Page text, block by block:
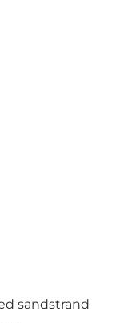
sandstrand